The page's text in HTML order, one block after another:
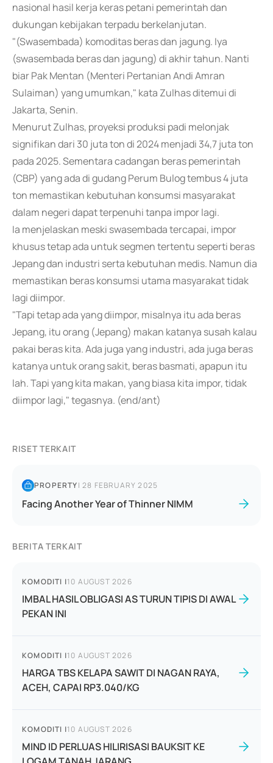
nasional hasil kerja keras petani pemerintah dan
dukungan kebijakan terpadu berkelanjutan.
"(Swasembada) komoditas beras dan jagung. Iya
(swasembada beras dan jagung) di akhir tahun. Nanti
biar Pak Mentan (Menteri Pertanian Andi Amran
Sulaiman) yang umumkan," kata Zulhas ditemui di
Jakarta, Senin.
Menurut Zulhas, proyeksi produksi padi melonjak
signifikan dari 30 juta ton di 2024 menjadi 34,7 juta ton
pada 2025. Sementara cadangan beras pemerintah
(CBP) yang ada di gudang Perum Bulog tembus 4 juta
ton memastikan kebutuhan konsumsi masyarakat
dalam negeri dapat terpenuhi tanpa impor lagi.
Ia menjelaskan meski swasembada tercapai, impor
khusus tetap ada untuk segmen tertentu seperti beras
Jepang dan industri serta kebutuhan medis. Namun dia
memastikan beras konsumsi utama masyarakat tidak
lagi diimpor.
"Tapi tetap ada yang diimpor, misalnya itu ada beras
Jepang, itu orang (Jepang) makan katanya susah kalau
pakai beras kita. Ada juga yang industri, ada juga beras
katanya untuk orang sakit, beras basmati, apapun itu
lah. Tapi yang kita makan, yang biasa kita impor, tidak
diimpor lagi," tegasnya. (end/ant)
RISET TERKAIT
PROPERTY|28 FEBRUARY 2025
Facing Another Year of Thinner NIMM
BERITA TERKAIT
KOMODITI |10 AUGUST 2026
IMBAL HASIL OBLIGASI AS TURUN TIPIS DI AWAL
PEKAN INI
KOMODITI |10 AUGUST 2026
HARGA TBS KELAPA SAWIT DI NAGAN RAYA,
ACEH, CAPAI RP3.040/KG
KOMODITI |10 AUGUST 2026
MIND ID PERLUAS HILIRISASI BAUKSIT KE